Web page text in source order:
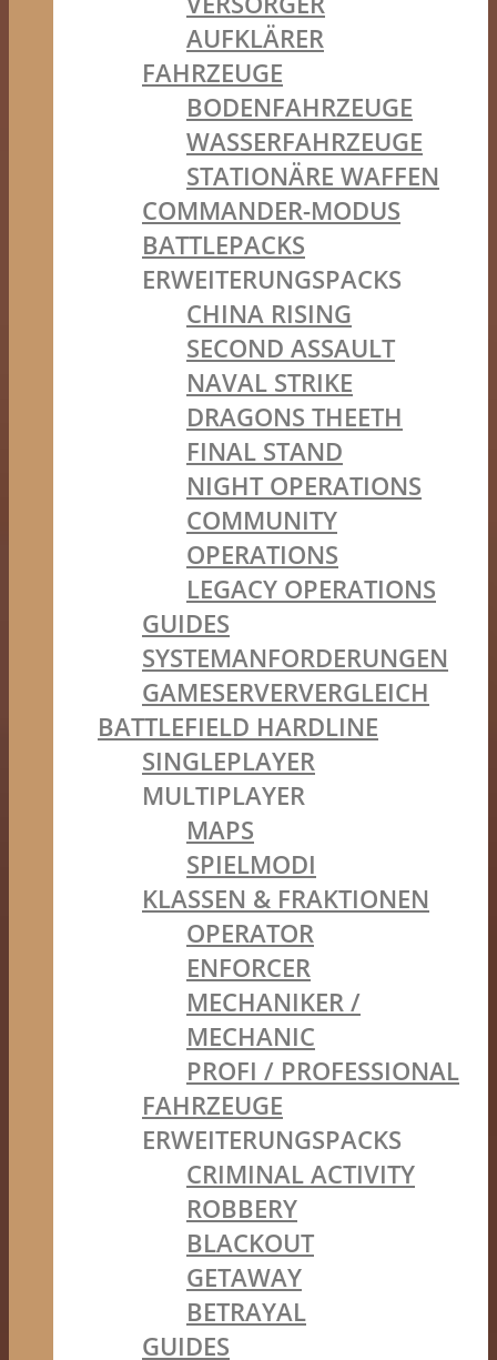
AUFKLÄRER
FAHRZEUGE
BODENFAHRZEUGE
WASSERFAHRZEUGE
STATIONÄRE WAFFEN
COMMANDER-MODUS
BATTLEPACKS
ERWEITERUNGSPACKS
CHINA RISING
SECOND ASSAULT
NAVAL STRIKE
DRAGONS THEETH
FINAL STAND
NIGHT OPERATIONS
COMMUNITY
OPERATIONS
LEGACY OPERATIONS
GUIDES
SYSTEMANFORDERUNGEN
GAMESERVERVERGLEICH
BATTLEFIELD HARDLINE
SINGLEPLAYER
MULTIPLAYER
MAPS
SPIELMODI
KLASSEN & FRAKTIONEN
OPERATOR
ENFORCER
MECHANIKER /
MECHANIC
PROFI / PROFESSIONAL
FAHRZEUGE
ERWEITERUNGSPACKS
CRIMINAL ACTIVITY
ROBBERY
BLACKOUT
GETAWAY
BETRAYAL
GUIDES